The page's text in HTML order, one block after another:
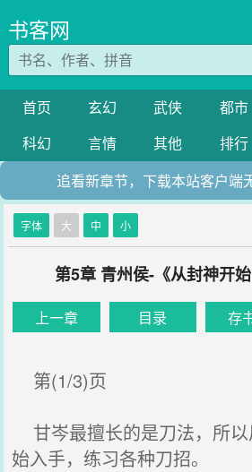
书客网
首页 玄幻 武侠 都市
科幻
言情 其他 排行
追看新章节，下载本站客户端
字体 大 中 小
第5章 青州侯-《从封神开始
上一章 目录 存
第(1/3)页
甘岑最擅长的是刀法，所
始入手，练习各种刀招。